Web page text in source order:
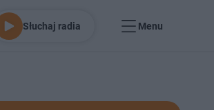
Słuchaj radia Menu